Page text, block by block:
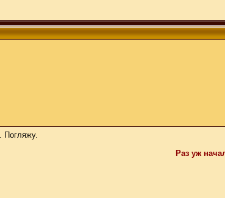
Погляжу.
Раз уж